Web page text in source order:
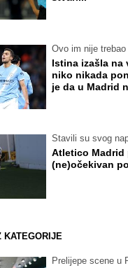
Ovo im nije trebao
Istina izašla na
niko nikada
je da u Madrid
Stavili su svog
Atletico Madrid
(ne)očekivan
KATEGORIJE
Prelijepe scene u